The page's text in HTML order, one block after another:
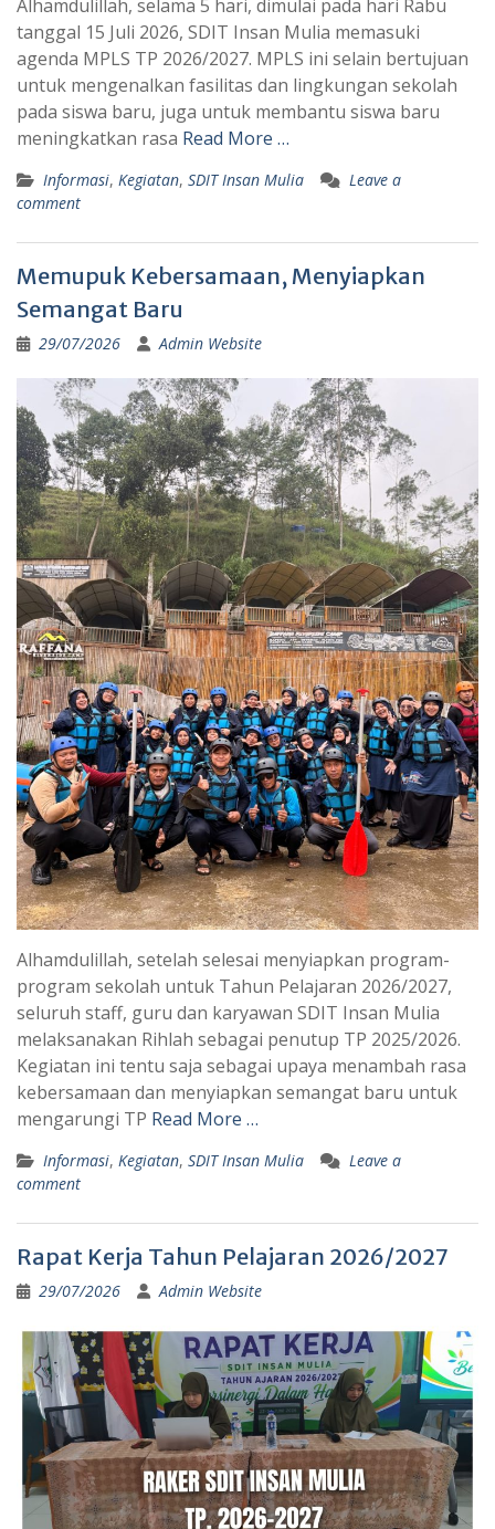
Alhamdulillah, selama 5 hari, dimulai pada hari Rabu
tanggal 15 Juli 2026, SDIT Insan Mulia memasuki
agenda MPLS TP 2026/2027. MPLS ini selain bertujuan
untuk mengenalkan fasilitas dan lingkungan sekolah
pada siswa baru, juga untuk membantu siswa baru
meningkatkan rasa Read More …
Informasi, Kegiatan, SDIT Insan Mulia
Leave a
comment
Memupuk Kebersamaan, Menyiapkan
Semangat Baru
29/07/2026 Admin Website
Alhamdulillah, setelah selesai menyiapkan program-
program sekolah untuk Tahun Pelajaran 2026/2027,
seluruh staff, guru dan karyawan SDIT Insan Mulia
melaksanakan Rihlah sebagai penutup TP 2025/2026.
Kegiatan ini tentu saja sebagai upaya menambah rasa
kebersamaan dan menyiapkan semangat baru untuk
mengarungi TP Read More …
Informasi, Kegiatan, SDIT Insan Mulia
Leave a
comment
Rapat Kerja Tahun Pelajaran 2026/2027
29/07/2026 Admin Website